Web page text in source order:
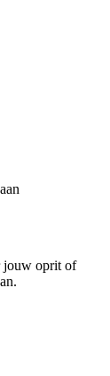
jouw oprit of